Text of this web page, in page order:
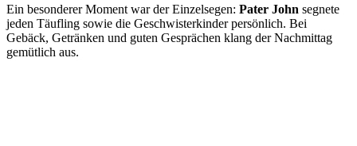
Ein besonderer Moment war der Einzelsegen: Pater John segnete
jeden Täufling sowie die Geschwisterkinder persönlich. Bei
Gebäck, Getränken und guten Gesprächen klang der Nachmittag
gemütlich aus.